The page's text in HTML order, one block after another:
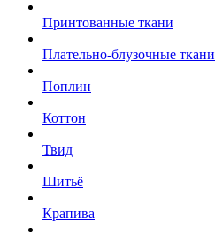
Принтованные ткани
Плательно-блузочные ткани
Поплин
Коттон
Твид
Шитьё
Крапива